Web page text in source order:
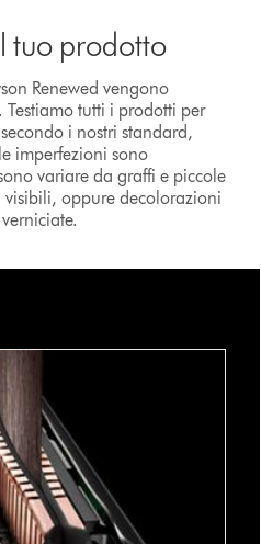
tuo prodotto
Renewed vengono
tutti i prodotti per
i nostri standard,
imperfezioni sono
variare da graffi e piccole
oppure decolorazioni